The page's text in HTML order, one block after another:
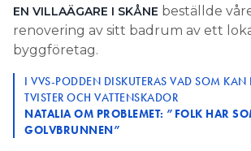
EN VILLAÄGARE I SKÅNE beställde
renovering av sitt badrum av ett
byggföretag.
I VVS-PODDEN DISKUTERAS VAD SOM KAN
TVISTER OCH VATTENSKADOR
NATALIA OM PROBLEMET: ”FOLK HAR
GOLVBRUNNEN”